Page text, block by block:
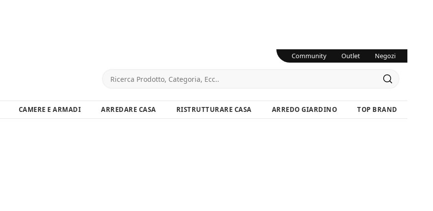
Community Outlet Negozi
CAMERE E ARMADI ARREDARE CASA RISTRUTTURARE CASA ARREDO GIARDINO TOP BRAND